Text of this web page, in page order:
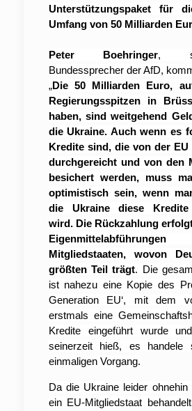
Unterstützungspaket für
Umfang von 50 Milliarden
Peter Boehringer,
Bundessprecher der AfD,
„Die 50 Milliarden Euro,
Regierungsspitzen in
haben, sind weitgehend
die Ukraine. Auch wenn es
Kredite sind, die von der EU
durchgereicht und von den
besichert werden, muss
optimistisch sein, wenn
die Ukraine diese Kredite
wird. Die Rückzahlung
Mitgliedstaaten, wovon
größten Teil trägt. Die
ist nahezu eine Kopie des
Generation EU‘, mit dem
erstmals eine
Kredite eingeführt wurde
seinerzeit hieß, es handele
einmaligen Vorgang.
Da die Ukraine leider ohnehin
ein EU-Mitgliedstaat